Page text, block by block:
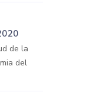
de la
del